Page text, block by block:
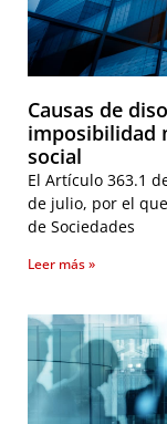
Causas de
imposibilidad
social
El Artículo 363.1
de julio, por el
de Sociedades
Leer más »